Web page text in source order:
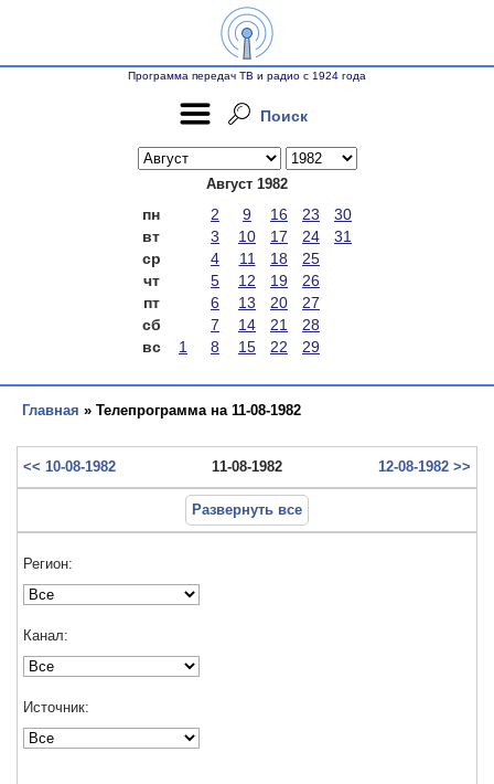
Программа передач ТВ и радио с 1924 года
Поиск
Август 1982
пн 2 9 16 23
30
вт
3 10 17 24
31
ср
4 11 18
25
чт
5 12 19
26
пт
6 13 20
27
сб
7 14 21
28
вс
1 8 15 22 29
Главная » Телепрограмма на 11-08-1982
<< 10-08-1982 11-08-1982 12-08-1982 >>
Развернуть все
Регион:
Канал:
Источник: